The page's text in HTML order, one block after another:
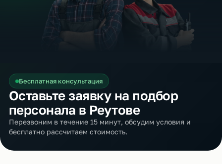
Бесплатная консультация
Оставьте заявку на подбор
персонала в Реутове
Перезвоним в течение 15 минут, обсудим условия и
бесплатно рассчитаем стоимость.